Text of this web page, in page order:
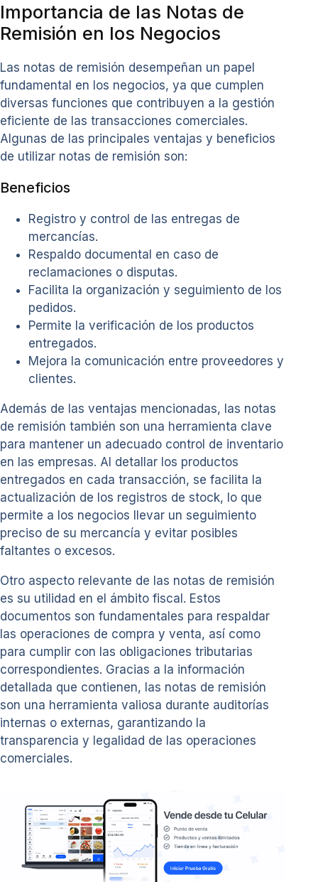
Importancia de las Notas de
Remisión en los Negocios
Las notas de remisión desempeñan un papel
fundamental en los negocios, ya que cumplen
diversas funciones que contribuyen a la gestión
eficiente de las transacciones comerciales.
Algunas de las principales ventajas y beneficios
de utilizar notas de remisión son:
Beneficios
Registro y control de las entregas de
mercancías.
Respaldo documental en caso de
reclamaciones o disputas.
Facilita la organización y seguimiento de los
pedidos.
Permite la verificación de los productos
entregados.
Mejora la comunicación entre proveedores y
clientes.
Además de las ventajas mencionadas, las notas
de remisión también son una herramienta clave
para mantener un adecuado control de inventario
en las empresas. Al detallar los productos
entregados en cada transacción, se facilita la
actualización de los registros de stock, lo que
permite a los negocios llevar un seguimiento
preciso de su mercancía y evitar posibles
faltantes o excesos.
Otro aspecto relevante de las notas de remisión
es su utilidad en el ámbito fiscal. Estos
documentos son fundamentales para respaldar
las operaciones de compra y venta, así como
para cumplir con las obligaciones tributarias
correspondientes. Gracias a la información
detallada que contienen, las notas de remisión
son una herramienta valiosa durante auditorías
internas o externas, garantizando la
transparencia y legalidad de las operaciones
comerciales.